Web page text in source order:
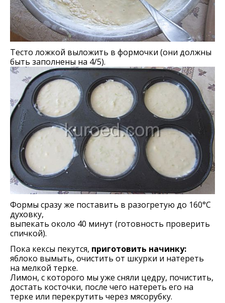
Тесто ложкой выложить в формочки (они должны
быть заполнены на 4/5).
Формы сразу же поставить в разогретую до 160°С
духовку,
выпекать около 40 минут (готовность проверить
спичкой).
Пока кексы пекутся, приготовить начинку:
яблоко вымыть, очистить от шкурки и натереть
на мелкой терке.
Лимон, с которого мы уже сняли цедру, почистить,
достать косточки, после чего натереть его на
терке или перекрутить через мясорубку.